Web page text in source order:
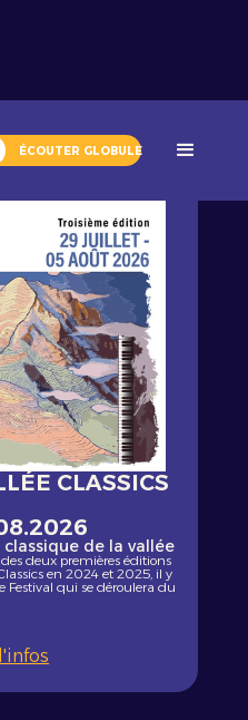
ÉCOUTER GLOBULE
CLASSICS
de la vallée
deux premières éditions
en 2024 et 2025, il y
Festival qui se déroulera du